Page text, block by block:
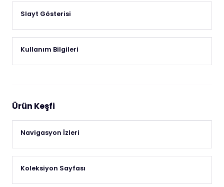
Slayt Gösterisi
Kullanım Bilgileri
Ürün Keşfi
Navigasyon İzleri
Koleksiyon Sayfası